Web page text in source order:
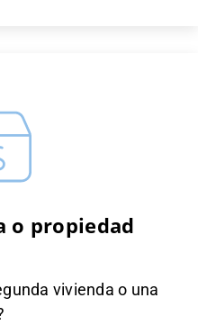
o propiedad
vivienda o una